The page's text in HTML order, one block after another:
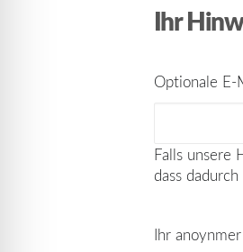
Ihr
Optionale E-
Falls unsere
dass
Ihr